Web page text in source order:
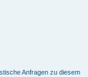
Anfragen zu diesem